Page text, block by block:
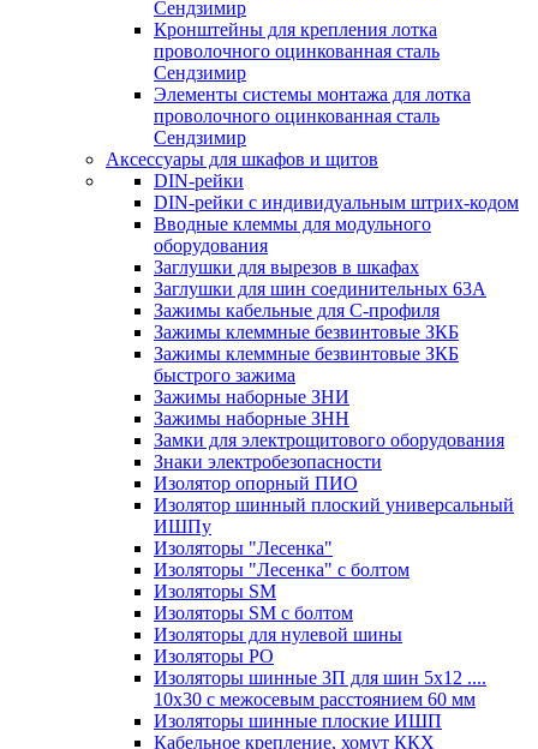
Сендзимир
Кронштейны для крепления лотка
проволочного оцинкованная сталь
Сендзимир
Элементы системы монтажа для лотка
проволочного оцинкованная сталь
Сендзимир
Аксессуары для шкафов и щитов
DIN-рейки
DIN-рейки с индивидуальным штрих-кодом
Вводные клеммы для модульного
оборудования
Заглушки для вырезов в шкафах
Заглушки для шин соединительных 63А
Зажимы кабельные для С-профиля
Зажимы клеммные безвинтовые ЗКБ
Зажимы клеммные безвинтовые ЗКБ
быстрого зажима
Зажимы наборные ЗНИ
Зажимы наборные ЗНН
Замки для электрощитового оборудования
Знаки электробезопасности
Изолятор опорный ПИО
Изолятор шинный плоский универсальный
ИШПу
Изоляторы "Лесенка"
Изоляторы "Лесенка" с болтом
Изоляторы SM
Изоляторы SM c болтом
Изоляторы для нулевой шины
Изоляторы РО
Изоляторы шинные 3П для шин 5х12 ....
10х30 с межосевым расстоянием 60 мм
Изоляторы шинные плоские ИШП
Кабельное крепление, хомут ККХ